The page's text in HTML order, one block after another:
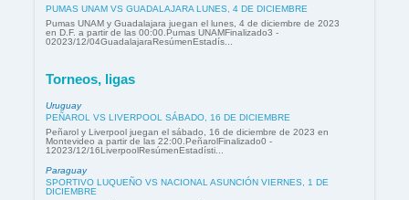
PUMAS UNAM VS GUADALAJARA LUNES, 4 DE DICIEMBRE
Pumas UNAM y Guadalajara juegan el lunes, 4 de diciembre de 2023
en D.F. a partir de las 00:00.Pumas UNAMFinalizado3 -
02023/12/04GuadalajaraResúmenEstadís...
Torneos, ligas
Uruguay
PEÑAROL VS LIVERPOOL SÁBADO, 16 DE DICIEMBRE
Peñarol y Liverpool juegan el sábado, 16 de diciembre de 2023 en
Montevideo a partir de las 22:00.PeñarolFinalizado0 -
12023/12/16LiverpoolResúmenEstadísti...
Paraguay
SPORTIVO LUQUEÑO VS NACIONAL ASUNCIÓN VIERNES, 1 DE
DICIEMBRE